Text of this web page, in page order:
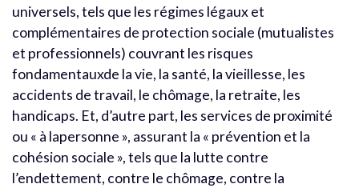
universels, tels que les régimes légaux et
complémentaires de protection sociale (mutualistes
et professionnels) couvrant les risques
fondamentauxde la vie, la santé, la vieillesse, les
accidents de travail, le chômage, la retraite, les
handicaps. Et, d’autre part, les services de proximité
ou « à lapersonne », assurant la « prévention et la
cohésion sociale », tels que la lutte contre
l’endettement, contre le chômage, contre la